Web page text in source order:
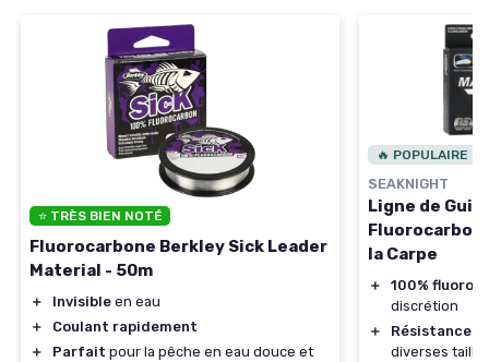
⭐ TRÈS BIEN NOTÉ
Fluorocarbone Berkley Sick Leader
Material - 50m
＋ Invisible en eau
＋
Coulant rapidement
＋
Parfait pour la pêche en eau douce et
🔥 POPULAIRE
SEAKNIGHT
Ligne de
la Carpe
＋
100%
discrétion
＋
Résistance
diverses